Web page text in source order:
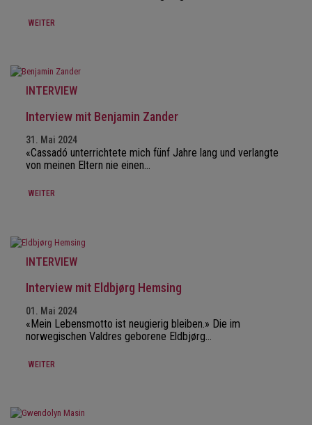
WEITER
INTERVIEW
Interview mit Benjamin Zander
31. Mai 2024
«Cassadó unterrichtete mich fünf Jahre lang und verlangte
von meinen Eltern nie einen…
WEITER
INTERVIEW
Interview mit Eldbjørg Hemsing
01. Mai 2024
«Mein Lebensmotto ist neugierig bleiben.» Die im
norwegischen Valdres geborene Eldbjørg…
WEITER